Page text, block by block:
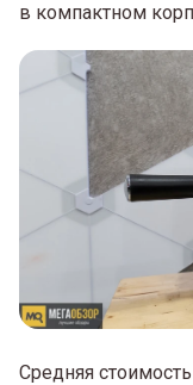
в компактном
Средняя